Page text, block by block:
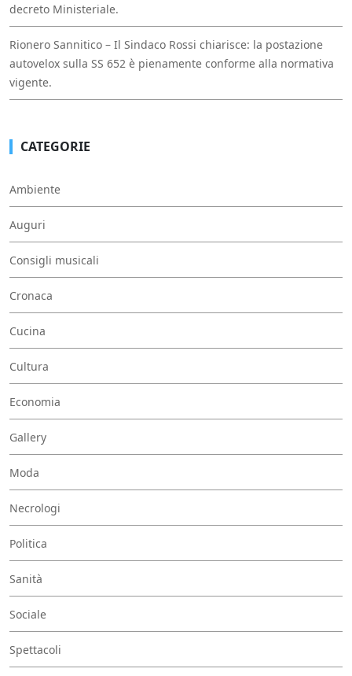
decreto Ministeriale.
Rionero Sannitico – Il Sindaco Rossi chiarisce: la postazione
autovelox sulla SS 652 è pienamente conforme alla normativa
vigente.
CATEGORIE
Ambiente
Auguri
Consigli musicali
Cronaca
Cucina
Cultura
Economia
Gallery
Moda
Necrologi
Politica
Sanità
Sociale
Spettacoli